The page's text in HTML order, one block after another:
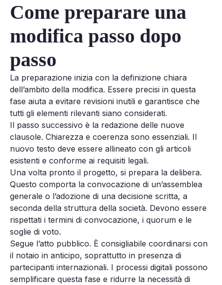
Come preparare una
modifica passo dopo
passo
La preparazione inizia con la definizione chiara
dell’ambito della modifica. Essere precisi in questa
fase aiuta a evitare revisioni inutili e garantisce che
tutti gli elementi rilevanti siano considerati.
Il passo successivo è la redazione delle nuove
clausole. Chiarezza e coerenza sono essenziali. Il
nuovo testo deve essere allineato con gli articoli
esistenti e conforme ai requisiti legali.
Una volta pronto il progetto, si prepara la delibera.
Questo comporta la convocazione di un’assemblea
generale o l’adozione di una decisione scritta, a
seconda della struttura della società. Devono essere
rispettati i termini di convocazione, i quorum e le
soglie di voto.
Segue l’atto pubblico. È consigliabile coordinarsi con
il notaio in anticipo, soprattutto in presenza di
partecipanti internazionali. I processi digitali possono
semplificare questa fase e ridurre la necessità di